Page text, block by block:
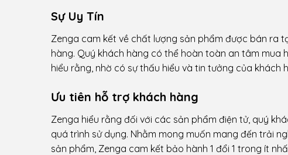
Sự Uy Tín
Zenga cam kết về chất lượng sản phẩm được bán ra
hàng. Quý khách hàng có thể hoàn toàn an tâm mua
hiểu rằng, nhờ có sự thấu hiểu và tin tưởng của khách
Ưu tiên hỗ trợ khách hàng
Zenga hiểu rằng đối với các sản phẩm điện tử, quý
quá trình sử dụng. Nhằm mong muốn mang đến trải
sản phẩm, Zenga cam kết bảo hành 1 đổi 1 trong ít